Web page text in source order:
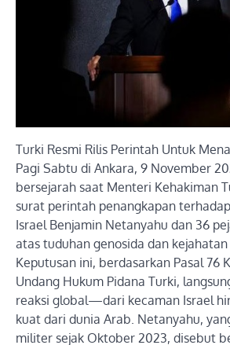
Turki Resmi Rilis Perintah Untuk
Pagi Sabtu di Ankara, 9 November
bersejarah saat Menteri Kehakiman
surat perintah penangkapan
Israel Benjamin Netanyahu dan 36
atas tuduhan genosida dan kejahatan
Keputusan ini, berdasarkan Pasal 76
Undang Hukum Pidana Turki,
reaksi global—dari kecaman Israel
kuat dari dunia Arab. Netanyahu,
militer sejak Oktober 2023, disebut